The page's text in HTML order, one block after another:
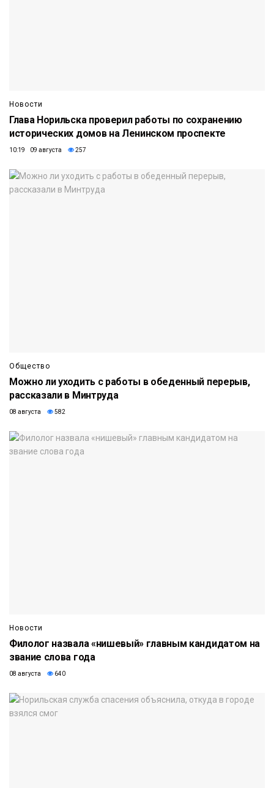
Новости
Глава Норильска проверил работы по сохранению
исторических домов на Ленинском проспекте
10:19 09 августа 257
Общество
Можно ли уходить с работы в обеденный перерыв,
рассказали в Минтруда
08 августа 582
Новости
Филолог назвала «нишевый» главным кандидатом на
звание слова года
08 августа 640